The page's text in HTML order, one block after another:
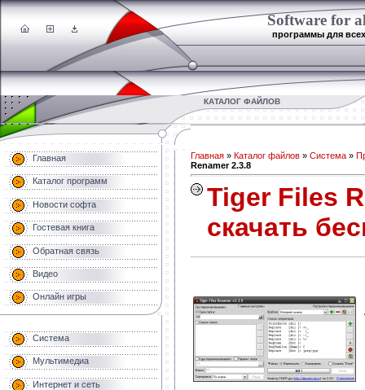
Software for
программы для всех
КАТАЛОГ ФАЙЛОВ
Главная
Каталог программ
Новости софта
Гостевая книга
Обратная связь
Видео
Онлайн игры
Система
Мультимедиа
Интернет и сеть
Главная » Каталог файлов » Система »
Renamer 2.3.8
Tiger Files
скачать